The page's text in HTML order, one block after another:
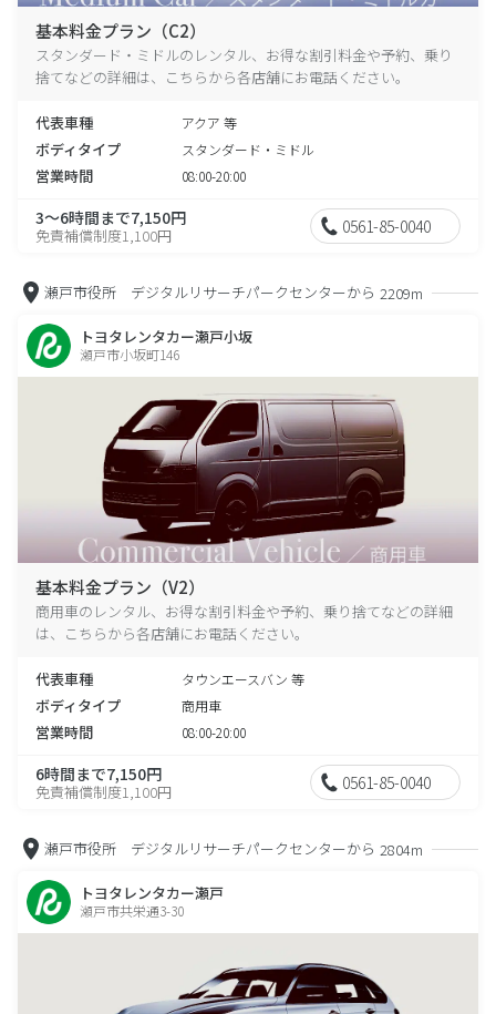
基本料金プラン（C2）
スタンダード・ミドルのレンタル、お得な割引料金や予約、乗り
捨てなどの詳細は、こちらから各店舗にお電話ください。
代表車種 アクア 等
ボディタイプ スタンダード・ミドル
営業時間 08:00-20:00
3～6時間まで7,150円
免責補償制度1,100円 0561-85-0040
瀬戸市役所 デジタルリサーチパークセンターから 2209m
トヨタレンタカー瀬戸小坂
瀬戸市小坂町146
基本料金プラン（V2）
商用車のレンタル、お得な割引料金や予約、乗り捨てなどの詳細
は、こちらから各店舗にお電話ください。
代表車種 タウンエースバン 等
ボディタイプ 商用車
営業時間 08:00-20:00
6時間まで7,150円
免責補償制度1,100円 0561-85-0040
瀬戸市役所 デジタルリサーチパークセンターから 2804m
トヨタレンタカー瀬戸
瀬戸市共栄通3-30